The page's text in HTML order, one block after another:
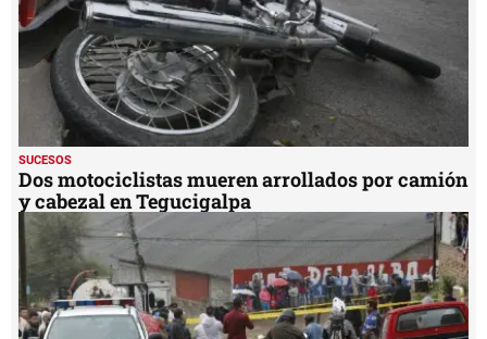
SUCESOS
Dos motociclistas mueren arrollados por camión
y cabezal en Tegucigalpa